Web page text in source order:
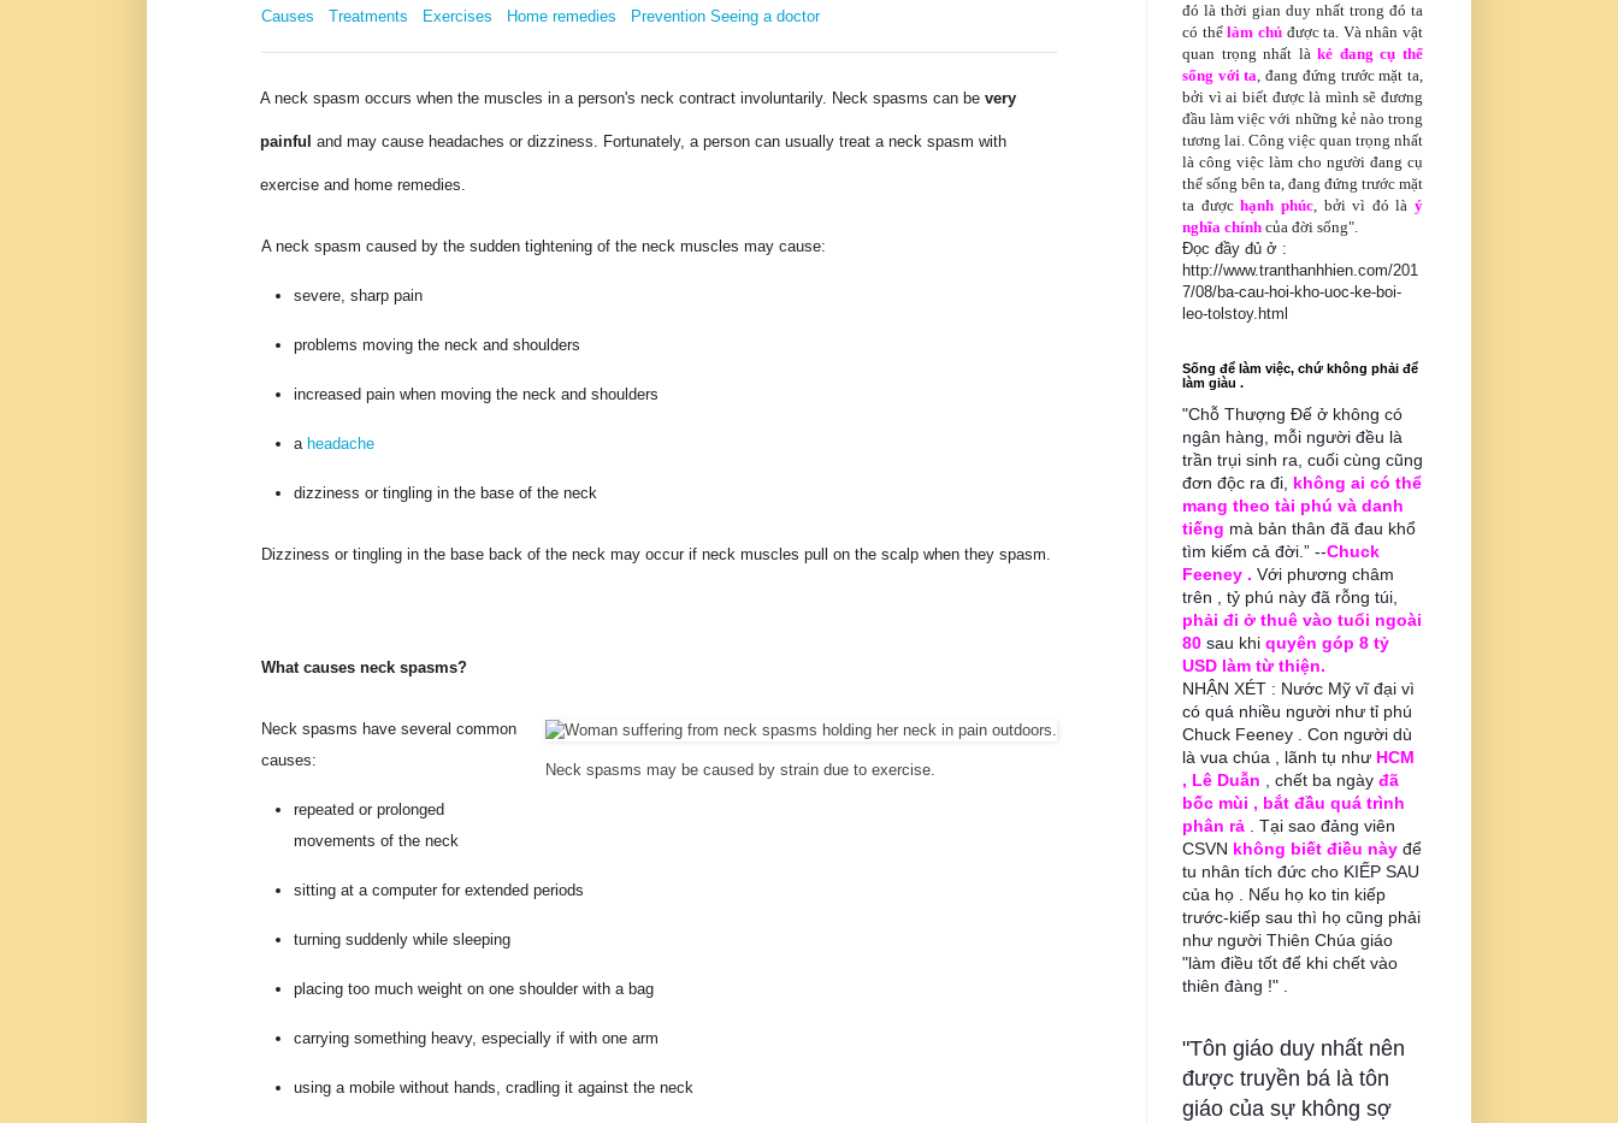
Causes Treatments Exercises Home remedies Prevention Seeing a doctor
A neck spasm occurs when the muscles in a person's neck contract involuntarily. Neck spasms can be very
painful and may cause headaches or dizziness. Fortunately, a person can usually treat a neck spasm with
exercise and home remedies.
A neck spasm caused by the sudden tightening of the neck muscles may cause:
severe, sharp pain
problems moving the neck and shoulders
increased pain when moving the neck and shoulders
a headache
dizziness or tingling in the base of the neck
Dizziness or tingling in the base back of the neck may occur if neck muscles pull on the scalp when they spasm.
What causes neck spasms?
Neck spasms may be caused by strain due to exercise.
Neck spasms have several common
causes:
repeated or prolonged
movements of the neck
sitting at a computer for extended periods
turning suddenly while sleeping
placing too much weight on one shoulder with a bag
carrying something heavy, especially if with one arm
using a mobile without hands, cradling it against the neck
đó là thời gian duy nhất trong đó ta
có thể làm chủ được ta. Và nhân vật
quan trọng nhất là kẻ đang cụ thể
sống với ta, đang đứng trước mặt ta,
bởi vì ai biết được là mình sẽ đương
đầu làm việc với những kẻ nào trong
tương lai. Công việc quan trọng nhất
là công việc làm cho người đang cụ
thể sống bên ta, đang đứng trước mặt
ta được hạnh phúc, bởi vì đó là ý
nghĩa chính của đời sống".
Đọc đầy đủ ở :
http://www.tranthanhhien.com/201
7/08/ba-cau-hoi-kho-uoc-ke-boi-
leo-tolstoy.html
Sống để làm việc, chứ không phải để
làm giàu .
"Chỗ Thượng Đế ở không có
ngân hàng, mỗi người đều là
trần trụi sinh ra, cuối cùng cũng
đơn độc ra đi, không ai có thể
mang theo tài phú và danh
tiếng mà bản thân đã đau khổ
tìm kiếm cả đời.” --Chuck
Feeney . Với phương châm
trên , tỷ phú này đã rỗng túi,
phải đi ở thuê vào tuổi ngoài
80 sau khi quyên góp 8 tỷ
USD làm từ thiện.
NHẬN XÉT : Nước Mỹ vĩ đại vì
có quá nhiều người như tỉ phú
Chuck Feeney . Con người dù
là vua chúa , lãnh tụ như HCM
, Lê Duẫn , chết ba ngày đã
bốc mùi , bắt đầu quá trình
phân rả . Tại sao đảng viên
CSVN không biết điều này để
tu nhân tích đức cho KIẾP SAU
của họ . Nếu họ ko tin kiếp
trước-kiếp sau thì họ cũng phải
như người Thiên Chúa giáo
"làm điều tốt để khi chết vào
thiên đàng !" .
"Tôn giáo duy nhất nên
được truyền bá là tôn
giáo của sự không sợ